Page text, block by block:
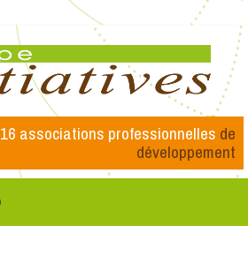
16 associations professionnelles de
développement